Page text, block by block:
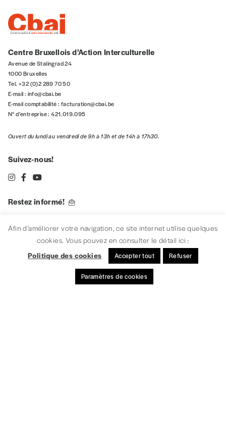
Centre Bruxellois d’Action Interculturelle
Avenue de Stalingrad 24
1000 Bruxelles
Tel. +32 (0)2 289 70 50
E-mail : info@cbai.be
E-mail comptabilité : facturation@cbai.be
N° d’entreprise : 421.019.095
Ouvert du lundi au vendredi de 9h à 13h et de 14h à 17h30.
Suivez-nous!
Restez informé!
Afin d’améliorer votre navigation, ce site internet utilise quelques
cookies. Vous pouvez en consulter le détail ici :
Politique des cookies
Accepter tout Refuser
Paramètres de cookies